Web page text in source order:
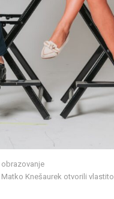
obrazovanje
Matko Knešaurek otvorili